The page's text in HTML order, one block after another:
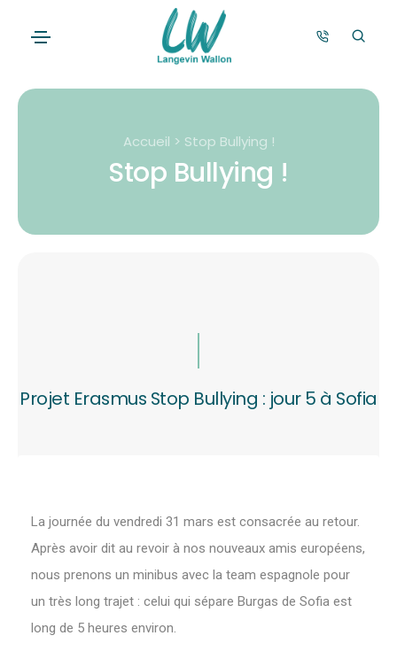
Accueil > Stop Bullying !
Stop Bullying !
Projet Erasmus Stop Bullying : jour 5 à Sofia
La journée du vendredi 31 mars est consacrée au retour.
Après avoir dit au revoir à nos nouveaux amis européens,
nous prenons un minibus avec la team espagnole pour
un très long trajet : celui qui sépare Burgas de Sofia est
long de 5 heures environ.